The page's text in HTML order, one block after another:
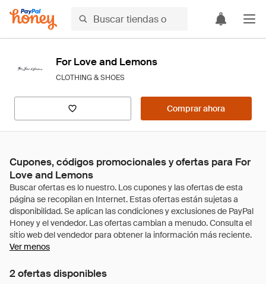
For Love and Lemons
CLOTHING & SHOES
Comprar ahora
Cupones, códigos promocionales y ofertas para For
Love and Lemons
Ver menos
2 ofertas disponibles